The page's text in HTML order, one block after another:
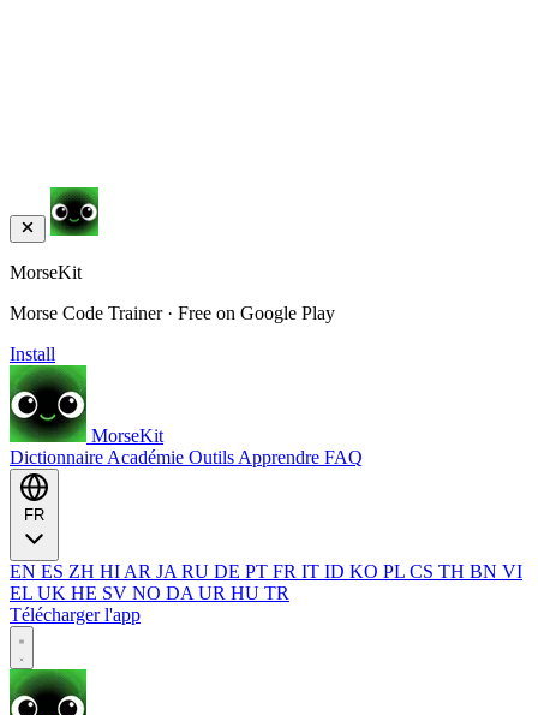
MorseKit
Morse Code Trainer · Free on Google Play
Install
MorseKit
Dictionnaire Académie Outils Apprendre FAQ
EN ES ZH HI AR JA RU DE PT FR IT ID KO PL CS TH BN VI
EL UK HE SV NO DA UR HU TR
Télécharger l'app